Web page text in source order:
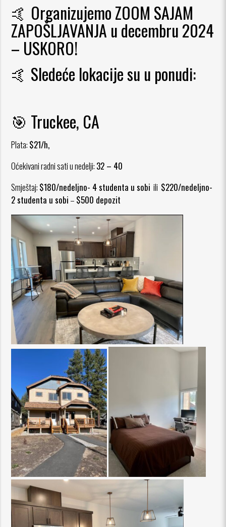
🤙 Organizujemo ZOOM SAJAM
ZAPOŠLJAVANJA u decembru 2024
– USKORO!
🤙 Sledeće lokacije su u ponudi:
🎯 Truckee, CA
Plata: $21/h,
Oćekivani radni sati u nedelji: 32 – 40
Smještaj: $180/nedeljno- 4 studenta u sobi ili $220/nedeljno-
2 studenta u sobi – $500 depozit